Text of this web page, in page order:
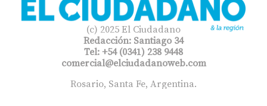
(c) 2025 El Ciudadano
Redacción: Santiago 34
Tel: +54 (0341) 238 9448
comercial@elciudadanoweb.com​
Rosario, Santa Fe, Argentina.